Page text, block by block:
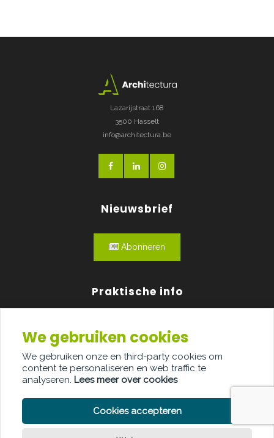
Lazarijstraat 168
3500 Hasselt
info@architectura.be
Nieuwsbrief
Abonneren
Praktische info
Over ons
Adverteren
Contact
We gebruiken cookies
We gebruiken onze en third-party cookies om
content te personaliseren en web traffic te
analyseren. Lees meer over cookies
Cookies accepteren